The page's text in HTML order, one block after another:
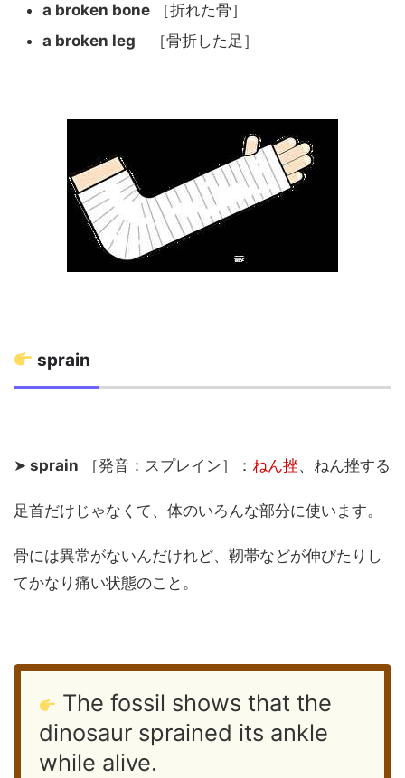
a broken bone ［折れた骨］
a broken leg
［骨折した足］
sprain
➤ sprain ［発音：スプレイン］： ねん挫、ねん挫する
足首だけじゃなくて、体のいろんな部分に使います。
骨には異常がないんだけれど、靭帯などが伸びたりし
てかなり痛い状態のこと。
The fossil shows that the
dinosaur sprained its ankle
while alive.